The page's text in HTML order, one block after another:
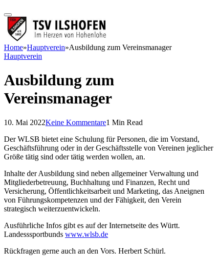
Home»Hauptverein»Ausbildung zum Vereinsmanager
Hauptverein
Ausbildung zum
Vereinsmanager
10. Mai 2022Keine Kommentare1 Min Read
Der WLSB bietet eine Schulung für Personen, die im Vorstand,
Geschäftsführung oder in der Geschäftsstelle von Vereinen jeglicher
Größe tätig sind oder tätig werden wollen, an.
Inhalte der Ausbildung sind neben allgemeiner Verwaltung und
Mitgliederbetreuung, Buchhaltung und Finanzen, Recht und
Versicherung, Öffentlichkeitsarbeit und Marketing, das Aneignen
von Führungskompetenzen und der Fähigkeit, den Verein
strategisch weiterzuentwickeln.
Ausführliche Infos gibt es auf der Internetseite des Württ.
Landesssportbunds www.wlsb.de
Rückfragen gerne auch an den Vors. Herbert Schürl.